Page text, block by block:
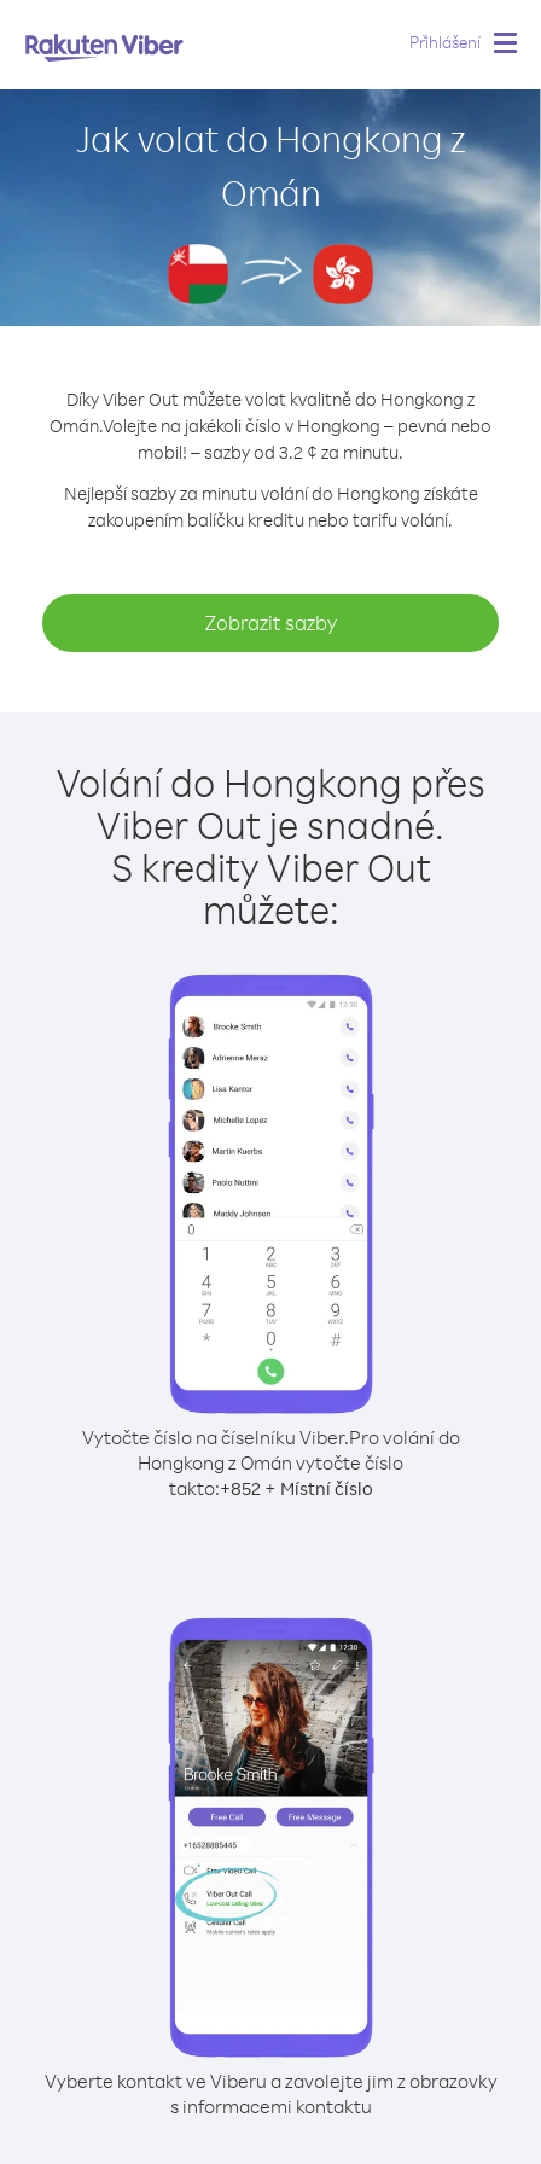
Přihlášení
Jak volat do Hongkong z
Omán
Díky Viber Out můžete volat kvalitně do Hongkong z
Omán.Volejte na jakékoli číslo v Hongkong – pevná nebo
mobil! – sazby od 3.2 ¢ za minutu.
Nejlepší sazby za minutu volání do Hongkong získáte
zakoupením balíčku kreditu nebo tarifu volání.
Zobrazit sazby
Volání do Hongkong přes
Viber Out je snadné.
S kredity Viber Out
můžete:
Vytočte číslo na číselníku Viber.Pro volání do
Hongkong z Omán vytočte číslo
takto:+852+ Místní číslo
Vyberte kontakt ve Viberu a zavolejte jim z obrazovky
s informacemi kontaktu